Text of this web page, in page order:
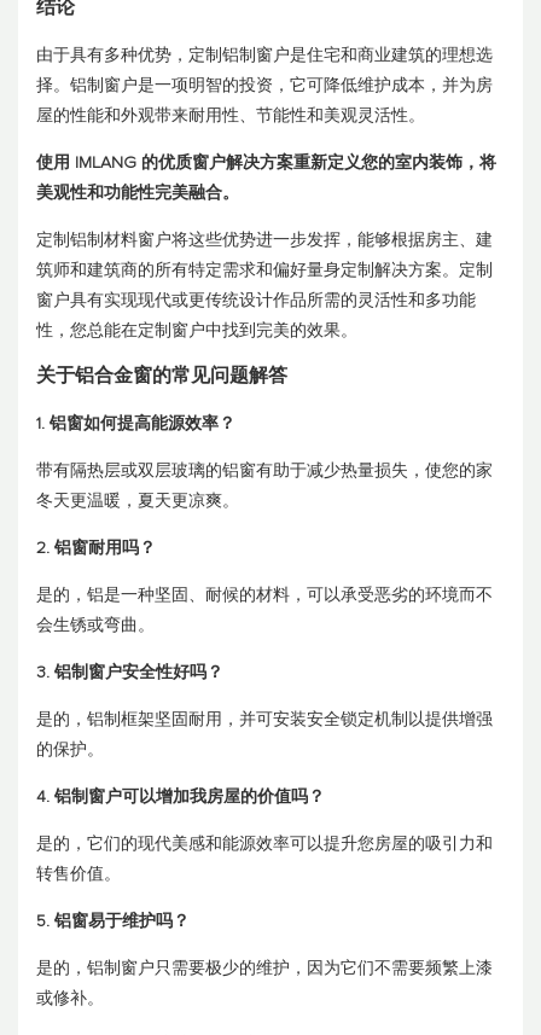
结论
由于具有多种优势，定制铝制窗户是住宅和商业建筑的理想选
择。铝制窗户是一项明智的投资，它可降低维护成本，并为房
屋的性能和外观带来耐用性、节能性和美观灵活性。
使用 IMLANG 的优质窗户解决方案重新定义您的室内装饰，将
美观性和功能性完美融合。
定制铝制材料窗户将这些优势进一步发挥，能够根据房主、建
筑师和建筑商的所有特定需求和偏好量身定制解决方案。定制
窗户具有实现现代或更传统设计作品所需的灵活性和多功能
性，您总能在定制窗户中找到完美的效果。
关于铝合金窗的常见问题解答
1. 铝窗如何提高能源效率？
带有隔热层或双层玻璃的铝窗有助于减少热量损失，使您的家
冬天更温暖，夏天更凉爽。
2. 铝窗耐用吗？
是的，铝是一种坚固、耐候的材料，可以承受恶劣的环境而不
会生锈或弯曲。
3. 铝制窗户安全性好吗？
是的，铝制框架坚固耐用，并可安装安全锁定机制以提供增强
的保护。
4. 铝制窗户可以增加我房屋的价值吗？
是的，它们的现代美感和能源效率可以提升您房屋的吸引力和
转售价值。
5. 铝窗易于维护吗？
是的，铝制窗户只需要极少的维护，因为它们不需要频繁上漆
或修补。